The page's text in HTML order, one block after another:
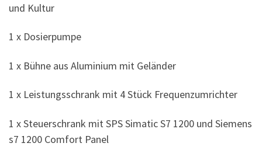
und Kultur
1 x Dosierpumpe
1 x Bühne aus Aluminium mit Geländer
1 x Leistungsschrank mit 4 Stück Frequenzumrichter
1 x Steuerschrank mit SPS Simatic S7 1200 und Siemens
s7 1200 Comfort Panel